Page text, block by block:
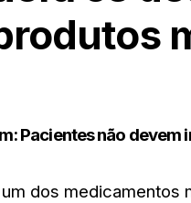
Pacientes não
dos medicamentos